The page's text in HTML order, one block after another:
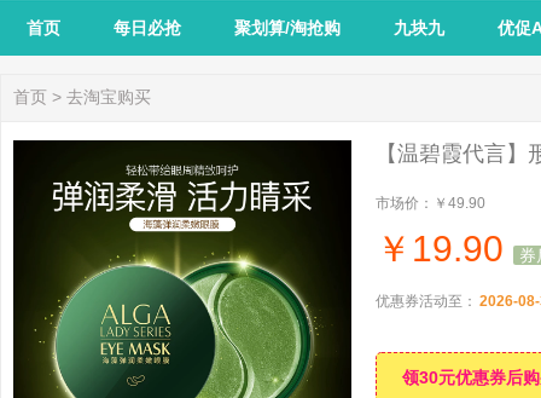
首页 每日必抢 聚划算/淘抢购 九块九 优促
首页 > 去淘宝购买
【温碧霞代言
市场价： ￥49.90
￥ 19.90 券
优惠券活动至： 2026-
领30元优惠券后